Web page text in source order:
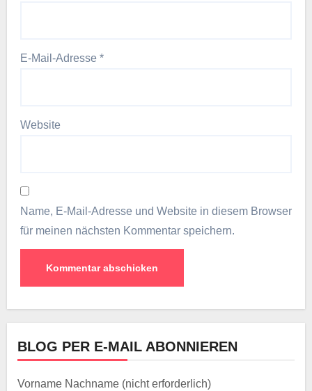
E-Mail-Adresse *
Website
Name, E-Mail-Adresse und Website in diesem Browser
für meinen nächsten Kommentar speichern.
BLOG PER E-MAIL ABONNIEREN
Vorname Nachname (nicht erforderlich)